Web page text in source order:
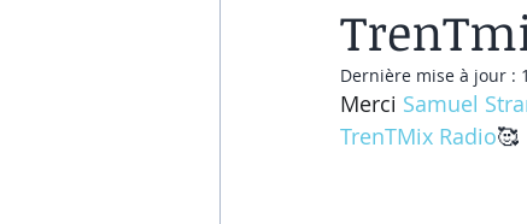
Dernière mise à jour :
Merci Samuel
TrenTMix Radio🥰